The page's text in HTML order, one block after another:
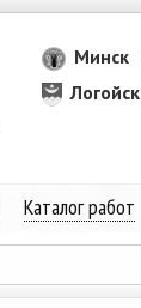
Минск
Логойск
Каталог работ